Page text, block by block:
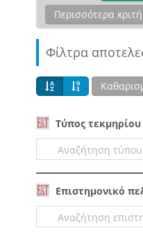
Περισσότερα
Φίλτρα
Tύπος τεκμηρίου
Επιστημονικό